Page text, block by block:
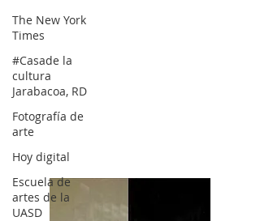
The New York
Times
#Casade la
cultura
Jarabacoa, RD
Fotografía de
arte
Hoy digital
Escuela de
artes de la
UASD